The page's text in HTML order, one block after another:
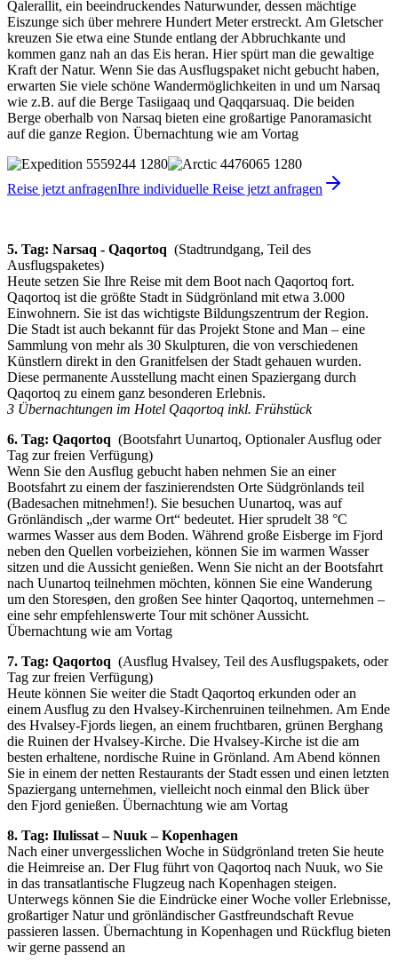
Qalerallit, ein beeindruckendes Naturwunder, dessen mächtige
Eiszunge sich über mehrere Hundert Meter erstreckt. Am Gletscher
kreuzen Sie etwa eine Stunde entlang der Abbruchkante und
kommen ganz nah an das Eis heran. Hier spürt man die gewaltige
Kraft der Natur. Wenn Sie das Ausflugspaket nicht gebucht haben,
erwarten Sie viele schöne Wandermöglichkeiten in und um Narsaq
wie z.B. auf die Berge Tasiigaaq und Qaqqarsuaq. Die beiden
Berge oberhalb von Narsaq bieten eine großartige Panoramasicht
auf die ganze Region. Übernachtung wie am Vortag
Reise jetzt anfragenIhre individuelle Reise jetzt anfragen
5. Tag: Narsaq - Qaqortoq (Stadtrundgang, Teil des
Ausflugspaketes)
Heute setzen Sie Ihre Reise mit dem Boot nach Qaqortoq fort.
Qaqortoq ist die größte Stadt in Südgrönland mit etwa 3.000
Einwohnern. Sie ist das wichtigste Bildungszentrum der Region.
Die Stadt ist auch bekannt für das Projekt Stone and Man – eine
Sammlung von mehr als 30 Skulpturen, die von verschiedenen
Künstlern direkt in den Granitfelsen der Stadt gehauen wurden.
Diese permanente Ausstellung macht einen Spaziergang durch
Qaqortoq zu einem ganz besonderen Erlebnis.
3 Übernachtungen im Hotel Qaqortoq inkl. Frühstück
6. Tag: Qaqortoq (Bootsfahrt Uunartoq, Optionaler Ausflug oder
Tag zur freien Verfügung)
Wenn Sie den Ausflug gebucht haben nehmen Sie an einer
Bootsfahrt zu einem der faszinierendsten Orte Südgrönlands teil
(Badesachen mitnehmen!). Sie besuchen Uunartoq, was auf
Grönländisch „der warme Ort“ bedeutet. Hier sprudelt 38 °C
warmes Wasser aus dem Boden. Während große Eisberge im Fjord
neben den Quellen vorbeiziehen, können Sie im warmen Wasser
sitzen und die Aussicht genießen. Wenn Sie nicht an der Bootsfahrt
nach Uunartoq teilnehmen möchten, können Sie eine Wanderung
um den Storesøen, den großen See hinter Qaqortoq, unternehmen –
eine sehr empfehlenswerte Tour mit schöner Aussicht.
Übernachtung wie am Vortag
7. Tag: Qaqortoq (Ausflug Hvalsey, Teil des Ausflugspakets, oder
Tag zur freien Verfügung)
Heute können Sie weiter die Stadt Qaqortoq erkunden oder an
einem Ausflug zu den Hvalsey-Kirchenruinen teilnehmen. Am Ende
des Hvalsey-Fjords liegen, an einem fruchtbaren, grünen Berghang
die Ruinen der Hvalsey-Kirche. Die Hvalsey-Kirche ist die am
besten erhaltene, nordische Ruine in Grönland. Am Abend können
Sie in einem der netten Restaurants der Stadt essen und einen letzten
Spaziergang unternehmen, vielleicht noch einmal den Blick über
den Fjord genießen. Übernachtung wie am Vortag
8. Tag: Ilulissat – Nuuk – Kopenhagen
Nach einer unvergesslichen Woche in Südgrönland treten Sie heute
die Heimreise an. Der Flug führt von Qaqortoq nach Nuuk, wo Sie
in das transatlantische Flugzeug nach Kopenhagen steigen.
Unterwegs können Sie die Eindrücke einer Woche voller Erlebnisse,
großartiger Natur und grönländischer Gastfreundschaft Revue
passieren lassen. Übernachtung in Kopenhagen und Rückflug bieten
wir gerne passend an